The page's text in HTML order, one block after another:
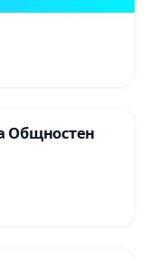
Общностен